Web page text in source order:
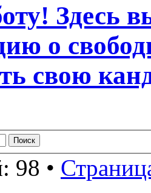
Здесь
о
свою
98 •